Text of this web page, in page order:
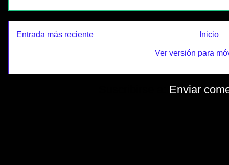
Entrada más reciente Inicio
Ver versión para
Enviar